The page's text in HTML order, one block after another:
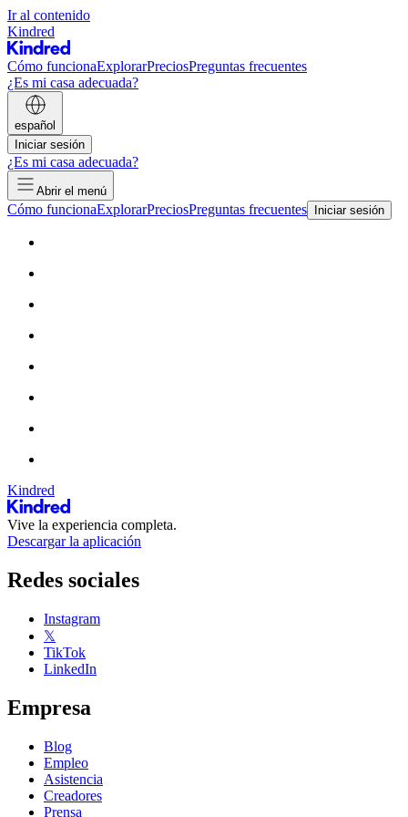
Ir al contenido
Kindred
Cómo funcionaExplorarPreciosPreguntas frecuentes
¿Es mi casa adecuada?
español
Iniciar sesión
¿Es mi casa adecuada?
Abrir el menú
Cómo funcionaExplorarPreciosPreguntas frecuentes Iniciar sesión
Kindred
Vive la experiencia completa.
Descargar la aplicación
Redes sociales
Instagram
𝕏
TikTok
LinkedIn
Empresa
Blog
Empleo
Asistencia
Creadores
Prensa